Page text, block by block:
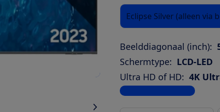
Eclipse Silver (alleen via
Beelddiagonaal (inch):
Schermtype: LCD-LED
Ultra HD of HD: 4K
Bekijk alle specificaties